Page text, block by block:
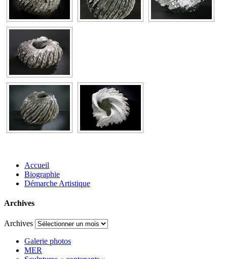
Accueil
Biographie
Démarche Artistique
Archives
Archives
Galerie photos
MER